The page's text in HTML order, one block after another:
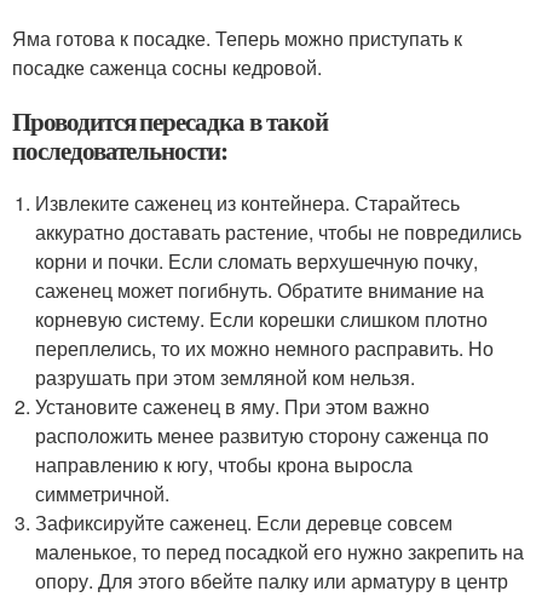
Яма готова к посадке. Теперь можно приступать к
посадке саженца сосны кедровой.
Проводится пересадка в такой
последовательности:
Извлеките саженец из контейнера. Старайтесь
аккуратно доставать растение, чтобы не повредились
корни и почки. Если сломать верхушечную почку,
саженец может погибнуть. Обратите внимание на
корневую систему. Если корешки слишком плотно
переплелись, то их можно немного расправить. Но
разрушать при этом земляной ком нельзя.
Установите саженец в яму. При этом важно
расположить менее развитую сторону саженца по
направлению к югу, чтобы крона выросла
симметричной.
Зафиксируйте саженец. Если деревце совсем
маленькое, то перед посадкой его нужно закрепить на
опору. Для этого вбейте палку или арматуру в центр